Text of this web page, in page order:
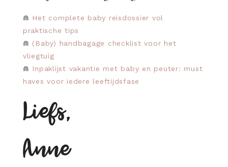
⋒ Het complete baby reisdossier vol
praktische tips
⋒ (Baby) handbagage checklist voor het
vliegtuig
⋒ Inpaklijst vakantie met baby en peuter: must
haves voor iedere leeftijdsfase
Liefs,
Anne